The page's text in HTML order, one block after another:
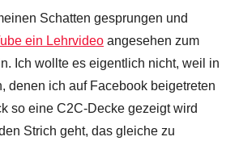
Schatten gesprungen und
ein Lehrvideo angesehen zum
Ich wollte es eigentlich nicht, weil in
denen ich auf Facebook beigetreten
so eine C2C-Decke gezeigt wird
Strich geht, das gleiche zu